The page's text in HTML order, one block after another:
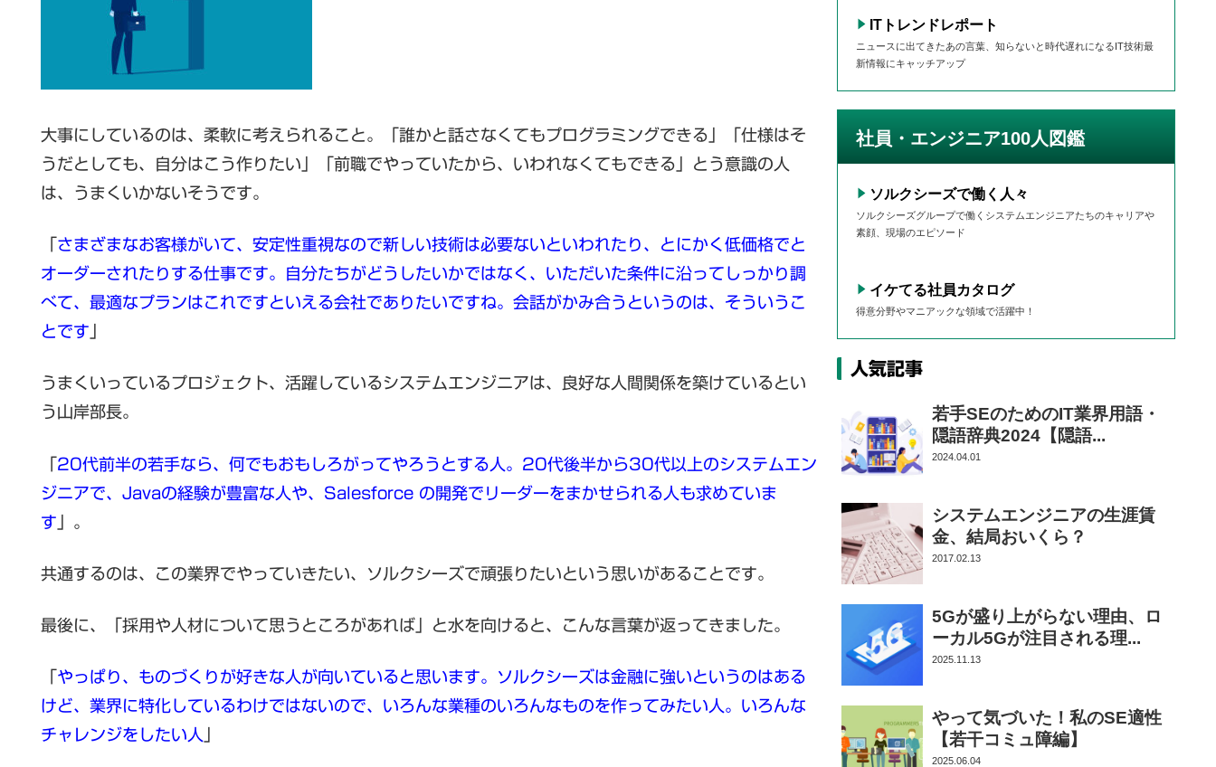
大事にしているのは、柔軟に考えられること。「誰かと話さなくてもプログラミングできる」「仕様はそ
うだとしても、自分はこう作りたい」「前職でやっていたから、いわれなくてもできる」とう意識の人
は、うまくいかないそうです。
さまざまなお客様がいて、安定性重視なので新しい技術は必要ないといわれたり、とにかく低価格でと
オーダーされたりする仕事です。自分たちがどうしたいかではなく、いただいた条件に沿ってしっかり調
べて、最適なプランはこれですといえる会社でありたいですね。会話がかみ合うというのは、そういうこ
とです
うまくいっているプロジェクト、活躍しているシステムエンジニアは、良好な人間関係を築けているとい
う山岸部長。
20代前半の若手なら、何でもおもしろがってやろうとする人。20代後半から30代以上のシステムエン
ジニアで、Javaの経験が豊富な人や、Salesforce の開発でリーダーをまかせられる人も求めていま
す 」。
共通するのは、この業界でやっていきたい、ソルクシーズで頑張りたいという思いがあることです。
最後に、「採用や人材について思うところがあれば」と水を向けると、こんな言葉が返ってきました。
やっぱり、ものづくりが好きな人が向いていると思います。ソルクシーズは金融に強いというのはある
けど、業界に特化しているわけではないので、いろんな業種のいろんなものを作ってみたい人。いろんな
チャレンジをしたい人
ITトレンドレポート
ニュースに出てきたあの言葉、知らないと時代遅れになるIT技術最
新情報にキャッチアップ
社員・エンジニア100人図鑑
ソルクシーズで働く人々
ソルクシーズグループで働くシステムエンジニアたちのキャリアや
素顔、現場のエピソード
イケてる社員カタログ
得意分野やマニアックな領域で活躍中！
人気記事
若手SEのためのIT業界用語・
隠語辞典2024【隠語...
2024.04.01
システムエンジニアの生涯賃
金、結局おいくら？
2017.02.13
5Gが盛り上がらない理由、ロ
ーカル5Gが注目される理...
2025.11.13
やって気づいた！私のSE適性
【若干コミュ障編】
2025.06.04